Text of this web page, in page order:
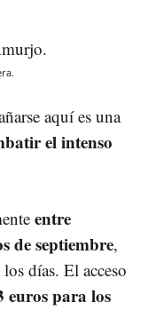
aquí es una
el intenso
entre
de septiembre,
días. El acceso
euros para los